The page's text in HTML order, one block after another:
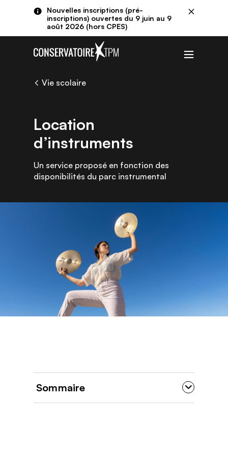
Aller au contenu principalNouvelles inscriptions (pré-
inscriptions) ouvertes du 9 juin au 9
août 2026 (hors CPES)
Fermer
Vie scolaire
Location
d’instruments
Un service proposé en fonction des
disponibilités du parc instrumental
Sommaire
Panneau de gestion des cookies